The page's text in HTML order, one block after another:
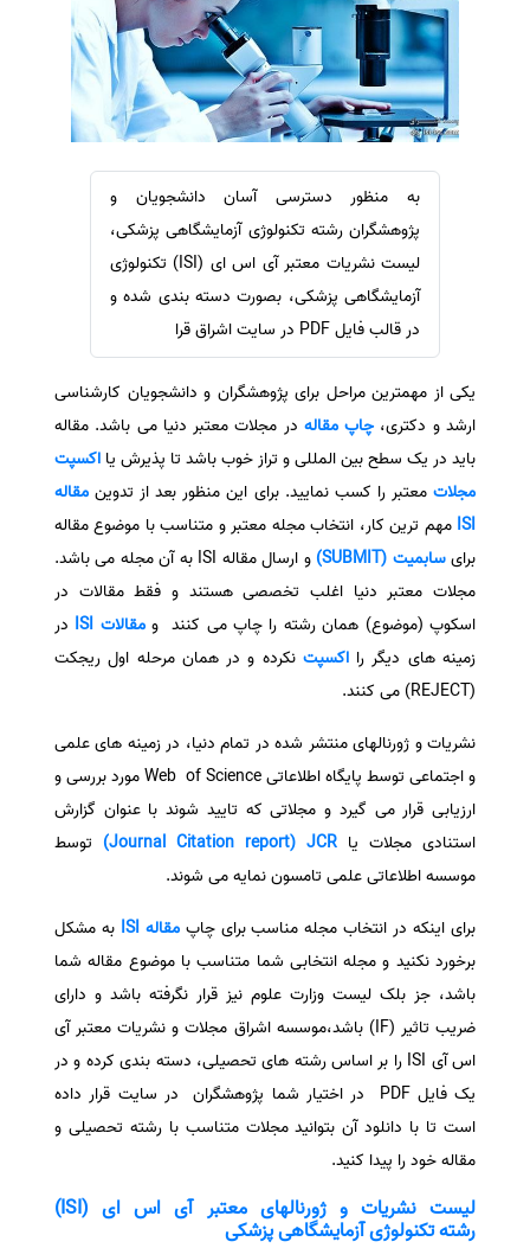
ترجمه عربی به فارسی
مشاهده همه زبان ها
سفارش ویرایش
سفارش پارافریز
سفارش فرمت‌بندی
سفارش کاهش کمیت
سفارش معرفی مجله
سفارش معرفی مقاله
سفارش معرفی کتاب
سفارش چکیده مبسوط
سفارش ترجمه مولتی‌مدیا
سفارش تولید محتوا
سفارش ترجمه همزمان
سفارش چکیده گرافیکی
سفارش تهیه کاورلتر
سفارش انگیزه‌نامه‌SOP
به منظور دسترسی آسان دانشجویان و
پژوهشگران رشته تکنولوژی آزمایشگاهی پزشکی،
لیست نشریات معتبر آی اس ای (ISI) تکنولوژی
آزمایشگاهی پزشکی، بصورت دسته بندی شده و
در قالب فایل PDF در سایت اشراق قرا
یکی از مهمترین مراحل برای پژوهشگران و دانشجویان کارشناسی
ارشد و دکتری، چاپ مقاله در مجلات معتبر دنیا می باشد. مقاله
باید در یک سطح بین المللی و تراز خوب باشد تا پذیرش یا اکسپت
مجلات معتبر را کسب نمایید. برای این منظور بعد از تدوین مقاله
ISI مهم ترین کار، انتخاب مجله معتبر و متناسب با موضوع مقاله
برایسابمیت (SUBMIT)
و ارسال مقاله ISI به آن مجله می باشد.
مجلات معتبر دنیا اغلب تخصصی هستند و فقط مقالات در
اسکوپ (موضوع) همان رشته را چاپ می کنند ومقالات ISI
در
زمینه های دیگر رااکسپت نکرده و در همان مرحله اول ریجکت
(REJECT) می کنند.
نشریات و ژورنالهای منتشر شده در تمام دنیا، در زمینه های علمی
و اجتماعی توسط پایگاه اطلاعاتی Web of Science مورد بررسی و
ارزیابی قرار می گیرد و مجلاتی که تایید شوند با عنوان گزارش
استنادی مجلات یا Journal Citation report) JCR)
توسط
موسسه اطلاعاتی علمی تامسون نمایه می شوند.
برای اینکه در انتخاب مجله مناسب برای چاپمقاله ISI
به مشکل
برخورد نکنید و مجله انتخابی شما متناسب با موضوع مقاله شما
باشد، جز بلک لیست وزارت علوم نیز قرار نگرفته باشد و دارای
ضریب تاثیر (IF) باشد،موسسه اشراق مجلات و نشریات معتبر آی
اس آی ISI را بر اساس رشته های تحصیلی، دسته بندی کرده و در
یک فایل PDF در اختیار شما پژوهشگران در سایت قرار داده
است تا با دانلود آن بتوانید مجلات متناسب با رشته تحصیلی و
مقاله خود را پیدا کنید.
لیست نشریات و ژورنالهای معتبر آی اس ای (ISI)
رشته تکنولوژی آزمایشگاهی پزشکی